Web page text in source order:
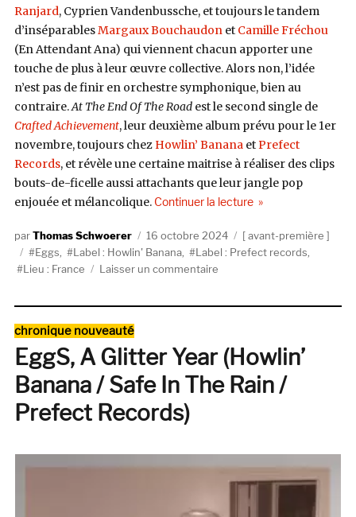
Ranjard, Cyprien Vandenbussche, et toujours le tandem
d’inséparablesMargaux Bouchaudonet Camille Fréchou
(En Attendant Ana) qui viennent chacun apporter une
touche de plus à leur œuvrecollective. Alors non, l’idée
n’est pas de finir en orchestre symphonique, bien au
contraire.At The End Of The Roadest le second single de
Crafted Achievement, leur deuxième album prévu pour le 1er
novembre, toujours chez Howlin’ BananaetPrefect
Records, et révèle une certaine maitrise à réaliser des clips
bouts-de-ficelle aussi attachants que leur jangle pop
enjouée et mélancolique. Continuer la lecturede « Eggs, la bonne
AuteurThomas Schwoerer
Publié
le
16 octobre 2024 Catégories
avant-première
Étiquettes
Eggs Label : Howlin' Banana Label : Prefect records
Lieu : France
Laisser un commentaire
Catégories
chronique nouveauté
EggS, A Glitter Year (Howlin’
Banana / Safe In The Rain /
Prefect Records)